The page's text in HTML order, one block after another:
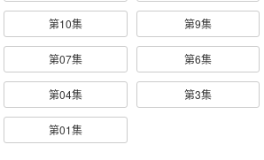
第10集 第9集
第07集 第6集
第04集 第3集
第01集